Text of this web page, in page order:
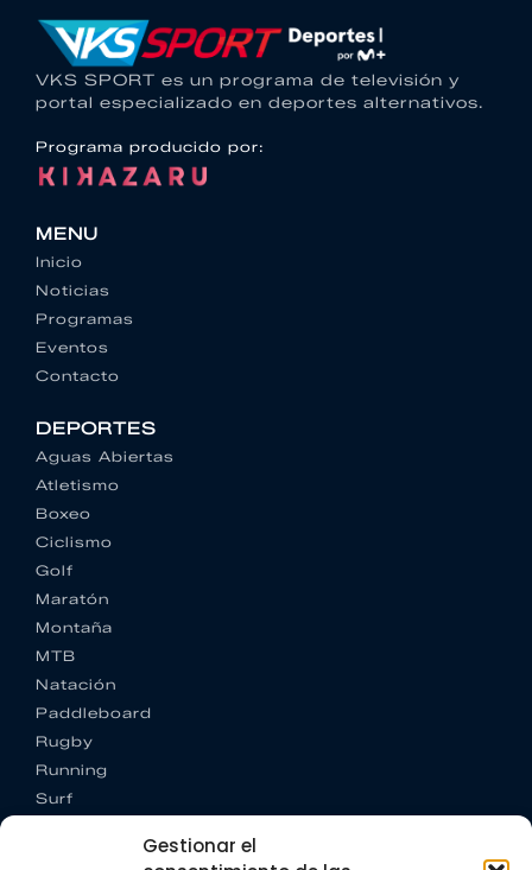
Gestionar el
VKS SPORT es un programa de televisión y
portal especializado en deportes alternativos.
Programa producido por:
MENU
Inicio
Noticias
Programas
Eventos
Contacto
DEPORTES
Aguas Abiertas
Atletismo
Boxeo
Ciclismo
Golf
Maratón
Montaña
MTB
Natación
Paddleboard
Rugby
Running
Surf